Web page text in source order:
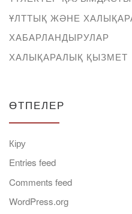
ҰЛТТЫҚ ЖӘНЕ
ХАБАРЛАНДЫРУЛАР
ХАЛЫҚАРАЛЫҚ ҚЫЗМЕТ
ӨТПЕЛЕР
Кіру
Entries feed
Comments feed
WordPress.org